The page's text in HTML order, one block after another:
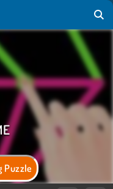
Puzzle